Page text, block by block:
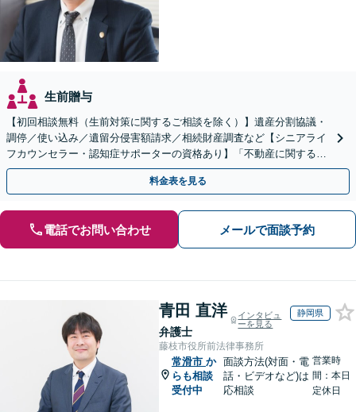
生前贈与
【初回相談無料（生前対策に関するご相談を除く）】遺産分割協議・
調停／使い込み／遺留分侵害額請求／相続財産調査など【シニアライ
フカウンセラー・認知症サポーターの資格あり】「不動産に関する相
続もお任せください」【当日・夜間相談可（要相談）】
料金表を見る
電話でお問い合わせ メールで面談予約
青田 直洋
弁護士
インタビュ
ーを見る
静岡県
藤枝市役所前法律事務所
常滑市 か
らも相談
受付中
面談方法(対面・電
話・ビデオなど)は
応相談
営業時
間：本日
定休日